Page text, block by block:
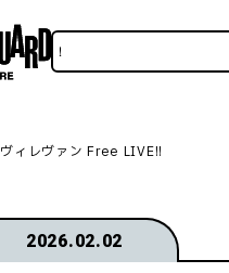
ヴィ
ヴィレヴァン Free LIVE!!
2026.02.02